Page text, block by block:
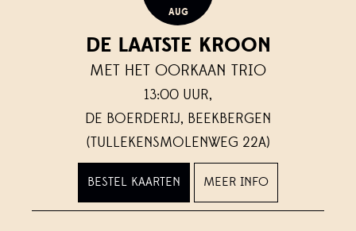
AUG
DE LAATSTE KROON
MET HET OORKAAN TRIO
13:00 UUR,
DE BOERDERIJ, BEEKBERGEN
(TULLEKENSMOLENWEG 22A)
BESTEL KAARTEN MEER INFO